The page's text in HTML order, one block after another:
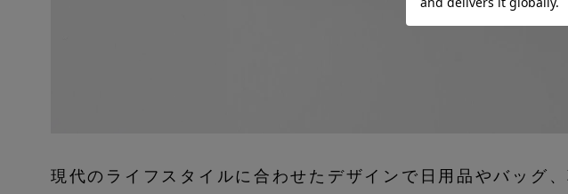
現代のライフスタイルに合わせたデザインで日用品やバッグ